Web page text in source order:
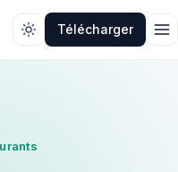
Télécharger